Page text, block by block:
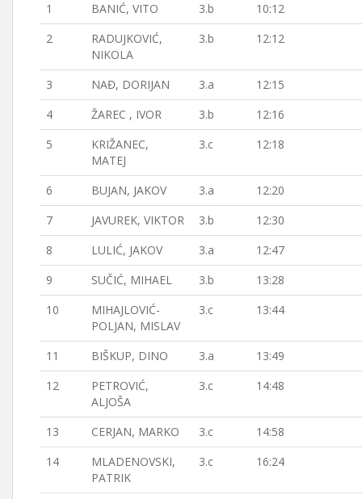
1
BANIĆ, VITO 3.b
10:12
2
RADUJKOVIĆ,
NIKOLA
3.b 12:12
3 NAĐ, DORIJAN 3.a
12:15
4
ŽAREC , IVOR 3.b
12:16
5
KRIŽANEC,
MATEJ
3.c 12:18
6 BUJAN, JAKOV 3.a
12:20
7
JAVUREK, VIKTOR 3.b
12:30
8
LULIĆ, JAKOV 3.a
12:47
9
SUČIĆ, MIHAEL 3.b
13:28
10
MIHAJLOVIĆ-
POLJAN, MISLAV
3.c 13:44
11 BIŠKUP, DINO 3.a
13:49
12
PETROVIĆ,
ALJOŠA
3.c 14:48
13 CERJAN, MARKO 3.c
14:58
14
MLADENOVSKI,
PATRIK
3.c 16:24